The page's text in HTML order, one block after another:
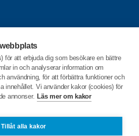
för att erbjuda dig som besökare en bättre
in och analyserar information om
användning, för att förbättra funktioner och
innehållet. Vi använder kakor (cookies) för
annonser. Läs mer om kakor
Tillåt alla kakor